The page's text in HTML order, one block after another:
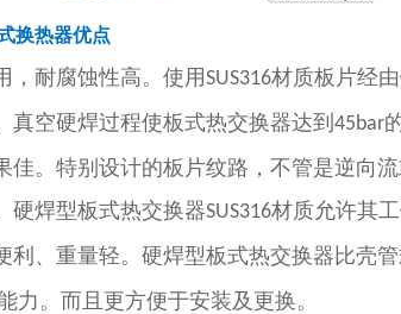
换热器优点
，耐腐蚀性高。使用SUS316材质板片经
真空硬焊过程使板式热交换器达到 45bar
佳。特别设计的板片纹路，不管是逆向
硬焊型板式热交换器SUS316材质允许其
利、重量轻。硬焊型板式热交换器比壳
力。而且更方便于安装及更换。